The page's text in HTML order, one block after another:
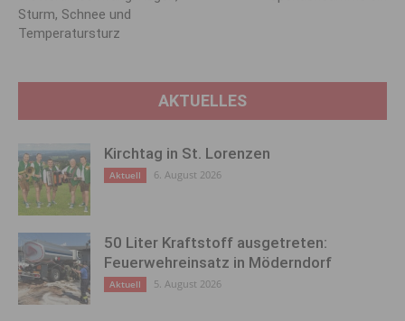
Sturm, Schnee und
Temperatursturz
AKTUELLES
Kirchtag in St. Lorenzen
Aktuell 6. August 2026
50 Liter Kraftstoff ausgetreten:
Feuerwehreinsatz in Möderndorf
Aktuell 5. August 2026